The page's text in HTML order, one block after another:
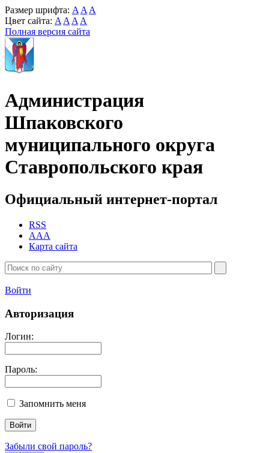
Размер шрифта: A A A
Цвет сайта: A A A A
Полная версия сайта
Администрация
Шпаковского
муниципального округа
Ставропольского края
Официальный интернет-портал
RSS
AAA
Карта сайта
Войти
Авторизация
Логин:
Пароль:
Запомнить меня
Забыли свой пароль?